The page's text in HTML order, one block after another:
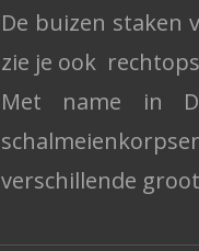
De buizen staken
zie je ook
Met name in
verschillende